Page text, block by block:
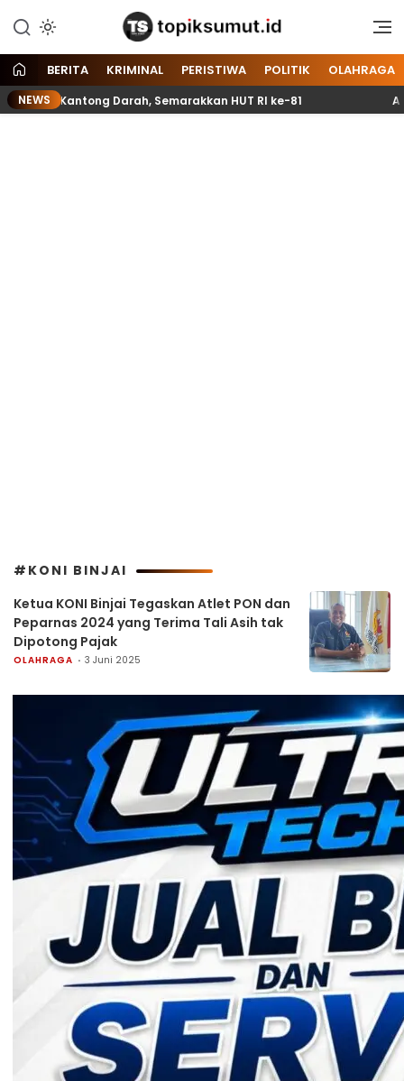
Topik Sumut
Memberitakan Seputar
dan Nasional
BERITA KRIMINAL PERISTIWA POLITIK OLAHRAGA
NEWS
70 Kantong Darah, Semarakkan HUT RI ke-81
#KONI BINJAI
Ketua KONI Binjai Tegaskan Atlet PON dan
Peparnas 2024 yang Terima Tali Asih tak
Dipotong Pajak
OLAHRAGA 3 Juni 2025